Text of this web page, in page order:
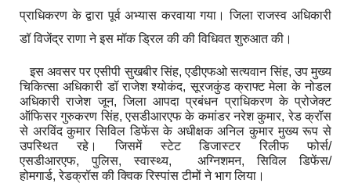
प्राधिकरण के द्वारा पूर्व अभ्यास करवाया गया। जिला राजस्व अधिकारी
डॉ विजेंद्र राणा ने इस मॉक ड्रिल की की विधिवत शुरुआत की।
इस अवसर पर एसीपी सुखबीर सिंह,एडीएफओ सत्यवान सिंह,उप मुख्य
चिकित्सा अधिकारी डॉ राजेश श्योकंद,सूरजकुंड क्राफ्ट मेला के नोडल
अधिकारी राजेश जून,जिला आपदा प्रबंधन प्राधिकरण के प्रोजेक्ट
ऑफिसर गुरुकरण सिंह,एसडीआरएफ के कमांडर नरेश कुमार,रेड क्रॉस
से अरविंद कुमार सिविल डिफेंस के अधीक्षक अनिल कुमार मुख्य रूप से
उपस्थित रहे।
जिसमें स्टेट डिजास्टर रिलीफ फोर्स/
एसडीआरएफ,पुलिस,स्वास्थ्य, अग्निशमन,सिविल डिफेंस/
होमगार्ड,रेडक्रॉस की क्विक रिस्पांस टीमों ने भाग लिया।